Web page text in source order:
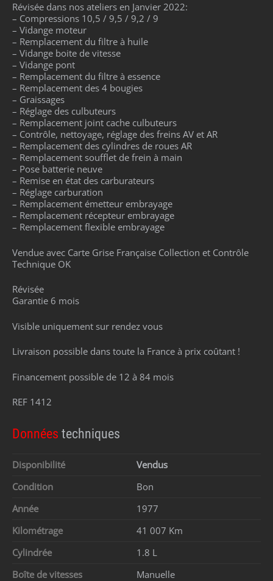
Révisée dans nos ateliers en Janvier 2022:
– Compressions 10,5 / 9,5 / 9,2 / 9
– Vidange moteur
– Remplacement du filtre à huile
– Vidange boite de vitesse
– Vidange pont
– Remplacement du filtre à essence
– Remplacement des 4 bougies
– Graissages
– Réglage des culbuteurs
– Remplacement joint cache culbuteurs
– Contrôle, nettoyage, réglage des freins AV et AR
– Remplacement des cylindres de roues AR
– Remplacement soufflet de frein à main
– Pose batterie neuve
– Remise en état des carburateurs
– Réglage carburation
– Remplacement émetteur embrayage
– Remplacement récepteur embrayage
– Remplacement flexible embrayage
Vendue avec Carte Grise Française Collection et Contrôle
Technique OK
Révisée
Garantie 6 mois
Visible uniquement sur rendez vous
Livraison possible dans toute la France à prix coûtant !
Financement possible de 12 à 84 mois
REF 1412
Données techniques
Disponibilité
Vendus
Condition
Bon
Année
1977
Kilométrage
41 007 Km
Cylindrée
1.8 L
Boîte de vitesses
Manuelle